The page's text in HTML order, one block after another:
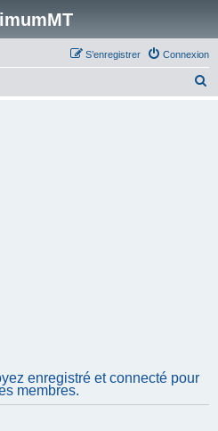
Connexion
S’enregistrer
enregistré et connecté pour
membres.